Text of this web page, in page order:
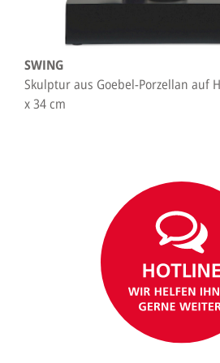
SWING
Skulptur aus Goebel-Porzellan auf
x 34 cm